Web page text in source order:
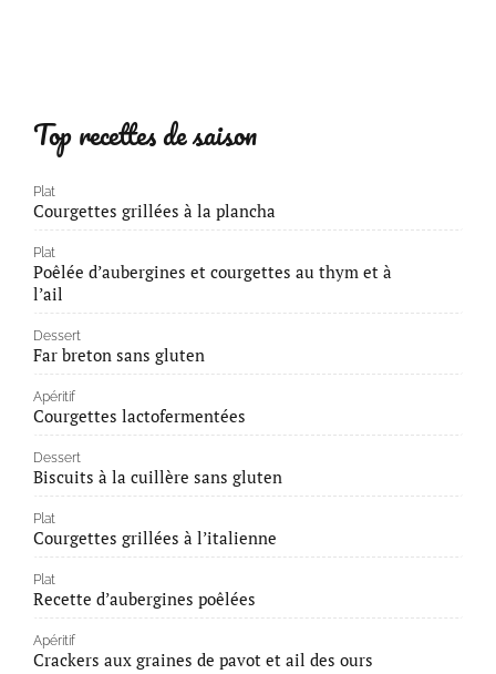
Top recettes de saison
Plat
Courgettes grillées à la plancha
Plat
Poêlée d’aubergines et courgettes au thym et à
l’ail
Dessert
Far breton sans gluten
Apéritif
Courgettes lactofermentées
Dessert
Biscuits à la cuillère sans gluten
Plat
Courgettes grillées à l’italienne
Plat
Recette d’aubergines poêlées
Apéritif
Crackers aux graines de pavot et ail des ours